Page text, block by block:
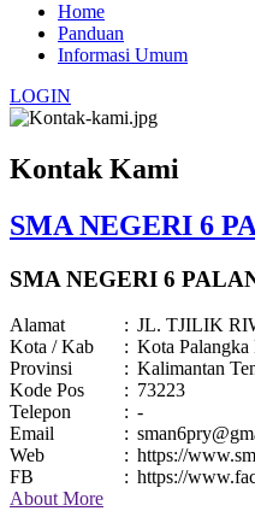
Home
Panduan
Informasi Umum
LOGIN
Kontak Kami
SMA NEGERI 6
SMA NEGERI 6
Alamat : JL. TJILIK
Kota / Kab
: Kota Palangka
Provinsi
: Kalimantan
Kode Pos
: 73223
Telepon
: -
Email
:
Web
: https://
FB
: https://
About More